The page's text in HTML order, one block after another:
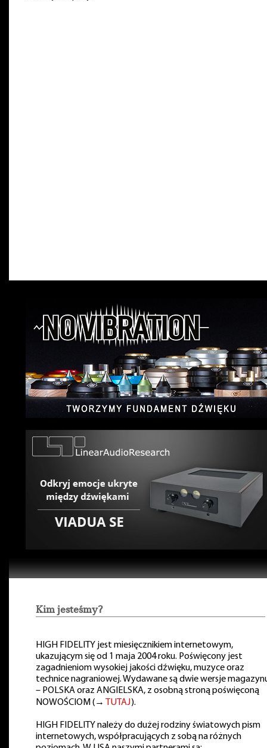
Kim jesteśmy?
HIGH FIDELITY jest miesięcznikiem internetowym,
ukazującym się od 1 maja 2004 roku. Poświęcony jest
zagadnieniom wysokiej jakości dźwięku, muzyce oraz
technice nagraniowej. Wydawane są dwie wersje
– POLSKA oraz ANGIELSKA, z osobną stroną poświęconą
NOWOŚCIOM (→
TUTAJ).
HIGH FIDELITY należy do dużej rodziny światowych pism
internetowych, współpracujących z sobą na różnych